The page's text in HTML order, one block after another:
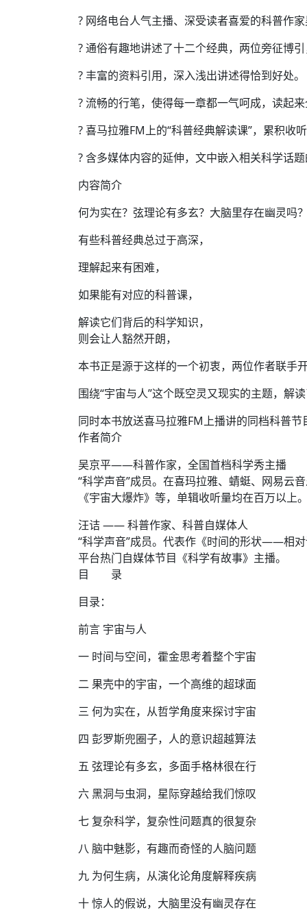
? 网络电台人气主播、深受读者喜爱的科普作
? 通俗有趣地讲述了十二个经典，两位旁征博
? 丰富的资料引用，深入浅出讲述得恰到好处。
? 流畅的行笔，使得每一章都一气呵成，读起
? 喜马拉雅FM上的“科普经典解读课”，累积收
? 含多媒体内容的延伸，文中嵌入相关科学话
内容简介
何为实在？弦理论有多玄？大脑里存在幽灵吗
有些科普经典总过于高深，
理解起来有困难，
如果能有对应的科普课，
解读它们背后的科学知识，
则会让人豁然开朗，
本书正是源于这样的一个初衷，两位作者联手
围绕“宇宙与人”这个既空灵又现实的主题，解
同时本书放送喜马拉雅FM上播讲的同档科普节
作者简介
吴京平——科普作家，全国首档科学秀主播
“科学声音”成员。在喜玛拉雅、蜻蜓、网易云
《宇宙大爆炸》等，单辑收听量均在百万以
汪诘 —— 科普作家、科普自媒体人
“科学声音”成员。代表作《时间的形状——相
平台热门自媒体节目《科学有故事》主播。
目 录
目录：
前言 宇宙与人
一 时间与空间，霍金思考着整个宇宙
二 果壳中的宇宙，一个高维的超球面
三 何为实在，从哲学角度来探讨宇宙
四 彭罗斯兜圈子，人的意识超越算法
五 弦理论有多玄，多面手格林很在行
六 黑洞与虫洞，星际穿越给我们惊叹
七 复杂科学，复杂性问题真的很复杂
八 脑中魅影，有趣而奇怪的人脑问题
九 为何生病，从演化论角度解释疾病
十 惊人的假说，大脑里没有幽灵存在